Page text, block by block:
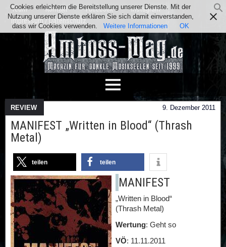
Team Kontakt Facebook
Instagram
Impressum / Datenschutz
REVIEW 9. Dezember 2011
MANIFEST „Written in Blood“ (Thrash
Metal)
teilen teilen
MANIFEST
„Written in Blood“
(Thrash Metal)
Wertung: Geht so
VÖ: 11.11.2011
Cookies erleichtern die Bereitstellung unserer Dienste. Mit der
Nutzung unserer Dienste erklären Sie sich damit einverstanden,
dass wir Cookies verwenden.
Weitere Informationen OK